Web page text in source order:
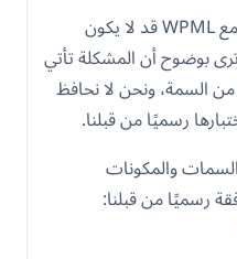
باختصار، قولهم إنهم متوافقون مع WPML قد لا يكون
بوضوح أن المشكلة تأتي
السمة، ونحن لا نحافظ
رسميًا من قبلنا.
والمكونات
رسميًا من قبلنا: